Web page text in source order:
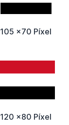
105 x70 Píxel
120 x80 Píxel